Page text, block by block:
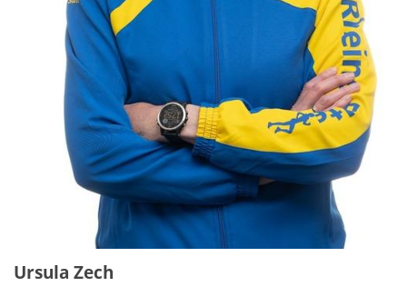
Ursula Zech